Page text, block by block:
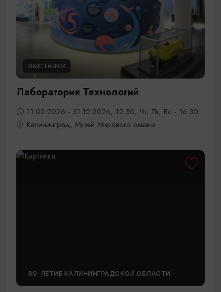
ВЫСТАВКИ
Лаборатория Технологий
11.02.2026 - 31.12.2026, 12:30, Чт, Пт, Вс - 16:30
Калининград, Музей Мирового океана
80-ЛЕТИЕ КАЛИНИНГРАДСКОЙ ОБЛАСТИ